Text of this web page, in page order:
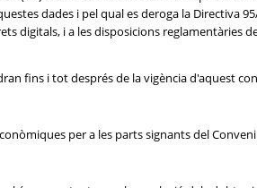
dades i pel qual es deroga la Directiva
digitals, i a les disposicions
fins i tot després de la vigència d'aquest
per a les parts signants del